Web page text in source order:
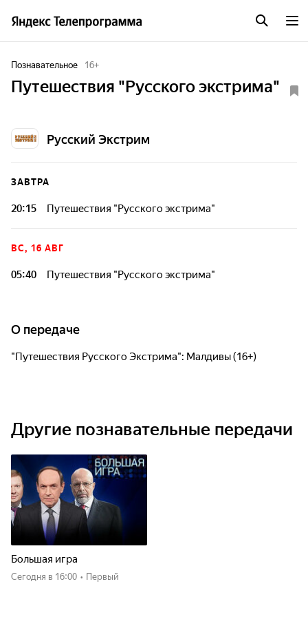
Познавательное 16+
Путешествия "Русского экстрима"
Русский Экстрим
ЗАВТРА
20:15 Путешествия "Русского экстрима"
ВС, 16 АВГ
05:40 Путешествия "Русского экстрима"
О передаче
"Путешествия Русского Экстрима": Малдивы (16+)
Другие познавательные передачи
Большая игра
Сегодня в 16:00 • Первый